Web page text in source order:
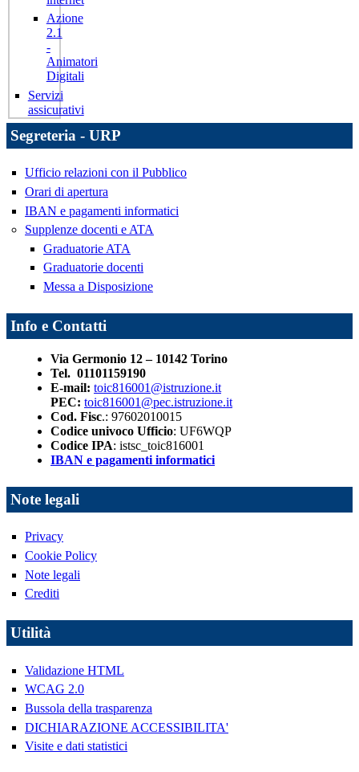
Azione
2.1
-
Animatori
Digitali
Servizi
assicurativi
Segreteria - URP
Ufficio relazioni con il Pubblico
Orari di apertura
IBAN e pagamenti informatici
Supplenze docenti e ATA
Graduatorie ATA
Graduatorie docenti
Messa a Disposizione
Info e Contatti
Via Germonio 12 – 10142 Torino
Tel. 01101159190
E-mail: toic816001@istruzione.it
PEC: toic816001@pec.istruzione.it
Cod. Fisc.: 97602010015
Codice univoco Ufficio: UF6WQP
Codice IPA: istsc_toic816001
IBAN e pagamenti informatici
Note legali
Privacy
Cookie Policy
Note legali
Crediti
Utilità
Validazione HTML
WCAG 2.0
Bussola della trasparenza
DICHIARAZIONE ACCESSIBILITA'
Visite e dati statistici